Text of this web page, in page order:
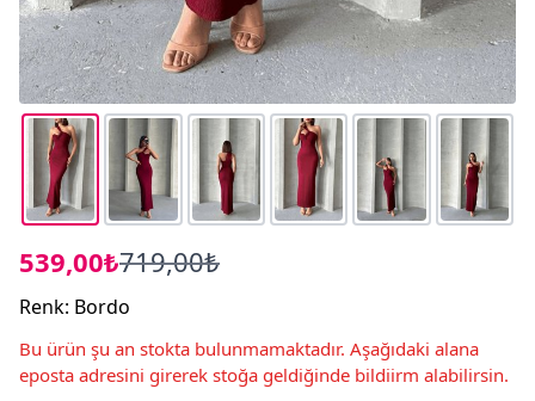
539,00₺719,00₺
Renk: Bordo
Bu ürün şu an stokta bulunmamaktadır. Aşağıdaki alana
eposta adresini girerek stoğa geldiğinde bildiirm alabilirsin.